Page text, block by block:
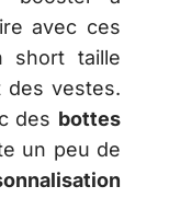
avec ces
short taille
des vestes.
des bottes
un peu de